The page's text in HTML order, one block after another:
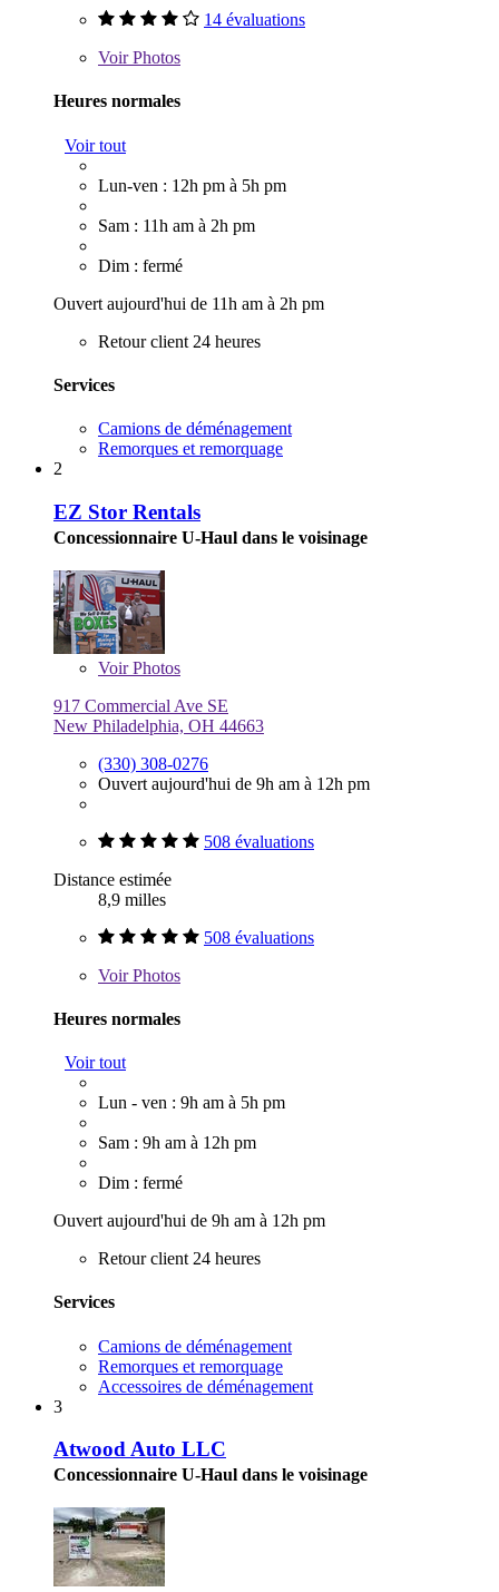
14 évaluations
VoirPhotos
Heures normales
Voir tout
Lun-ven : 12h pm à 5h pm
Sam : 11h am à 2h pm
Dim : fermé
Ouvert aujourd'hui de 11h am à 2h pm
Retour client 24 heures
Services
Camions de déménagement
Remorques et remorquage
2
EZ Stor Rentals
Concessionnaire U-Haul dans le voisinage
VoirPhotos
917 Commercial Ave SE
New Philadelphia, OH 44663
(330) 308-0276
Ouvert aujourd'hui de 9h am à 12h pm
508 évaluations
Distance estimée
8,9 milles
508 évaluations
VoirPhotos
Heures normales
Voir tout
Lun - ven : 9h am à 5h pm
Sam : 9h am à 12h pm
Dim : fermé
Ouvert aujourd'hui de 9h am à 12h pm
Retour client 24 heures
Services
Camions de déménagement
Remorques et remorquage
Accessoires de déménagement
3
Atwood Auto LLC
Concessionnaire U-Haul dans le voisinage